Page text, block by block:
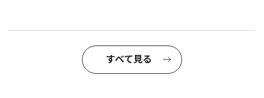
すべて見る